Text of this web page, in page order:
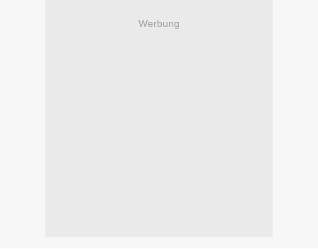
Werbung